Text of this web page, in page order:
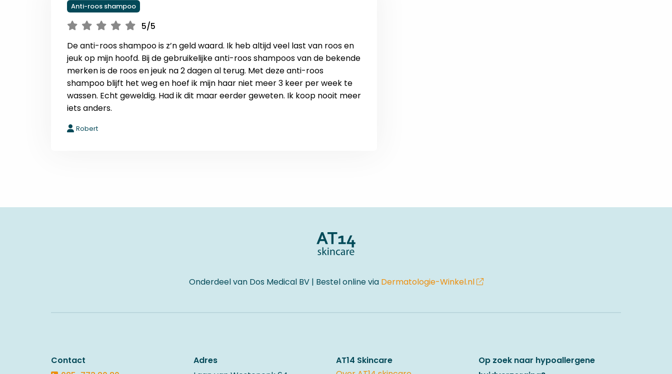
Anti-roos shampoo
5/5
De anti-roos shampoo is z’n geld waard. Ik heb altijd veel last van roos en
jeuk op mijn hoofd. Bij de gebruikelijke anti-roos shampoos van de bekende
merken is de roos en jeuk na 2 dagen al terug. Met deze anti-roos
shampoo blijft het weg en hoef ik mijn haar niet meer 3 keer per week te
wassen. Echt geweldig. Had ik dit maar eerder geweten. Ik koop nooit meer
iets anders.
Robert
Onderdeel van Dos Medical BV | Bestel online via Dermatologie-Winkel.nl
Contact
Adres
AT14 Skincare
Op zoek naar hypoallergene